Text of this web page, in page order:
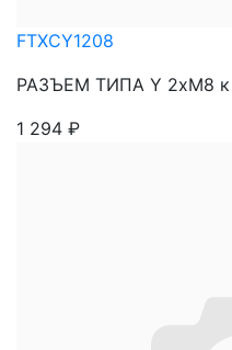
FTXCY1208
РАЗЪЕМ ТИПА Y 2xM8
1 294 ₽